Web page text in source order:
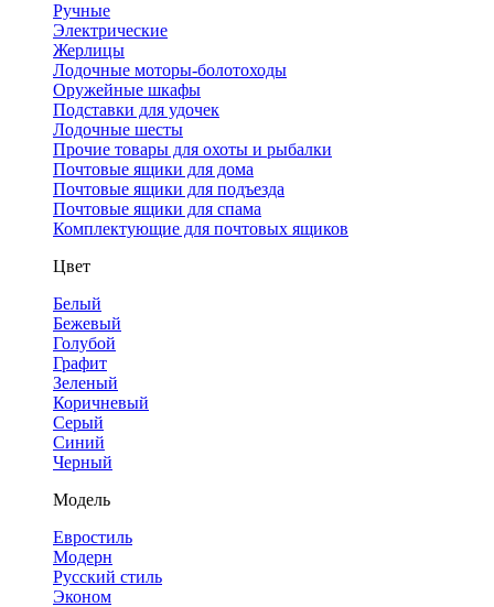
Ручные
Электрические
Жерлицы
Лодочные моторы-болотоходы
Оружейные шкафы
Подставки для удочек
Лодочные шесты
Прочие товары для охоты и рыбалки
Почтовые ящики для дома
Почтовые ящики для подъезда
Почтовые ящики для спама
Комплектующие для почтовых ящиков
Цвет
Белый
Бежевый
Голубой
Графит
Зеленый
Коричневый
Серый
Синий
Черный
Модель
Евростиль
Модерн
Русский стиль
Эконом